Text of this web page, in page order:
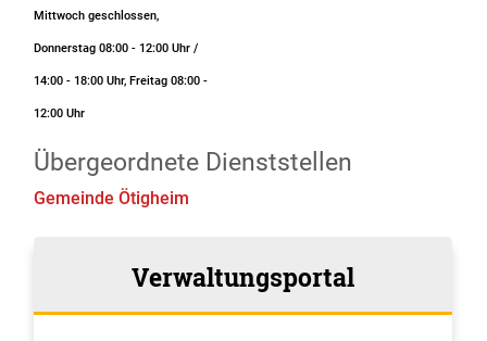
Mittwoch geschlossen,
Donnerstag 08:00 - 12:00 Uhr /
14:00 - 18:00 Uhr, Freitag 08:00 -
12:00 Uhr
Übergeordnete Dienststellen
Gemeinde Ötigheim
Verwaltungsportal